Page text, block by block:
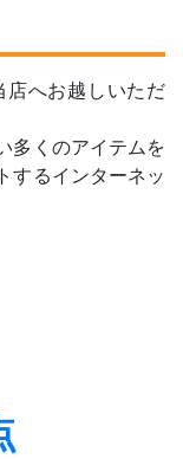
へお越しいただ
多くのアイテムを
するインターネッ